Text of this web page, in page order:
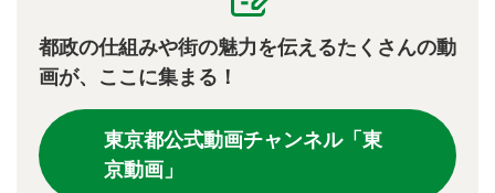
都政の仕組みや街の魅力を伝えるたくさんの動
画が、ここに集まる！
東京都公式動画チャンネル「東
京動画」